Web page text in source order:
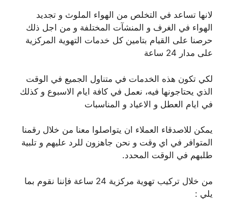
لانها تساعد في التخلص من الهواء الملوث و تجديد
الهواء في الغرف و المنشآت المختلفة و من اجل ذلك
حرصنا على القيام بتامين كل خدمات التهوية المركزية
على مدار 24 ساعة
لكي تكون هذه الخدمات في متناول الجميع في الوقت
الذي يحتاجونها فيه، نعمل في كافة ايام الاسبوع و كذلك
في ايام العطل و الاعياد و المناسبات
يمكن للاصدقاء العملاء ان يتواصلوا معنا من خلال رقمنا
المتوافر في اي وقت و نحن جاهزون للرد عليهم و تلبية
طلبهم في الوقت المحدد.
من خلال تركيب تهوية مركزية 24 ساعة فإننا نقوم بما
يلي :